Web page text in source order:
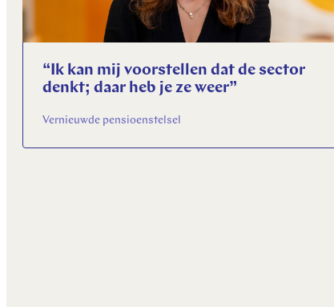
“Ik kan mij voorstellen dat de sector
denkt; daar heb je ze weer”
Vernieuwde pensioenstelsel